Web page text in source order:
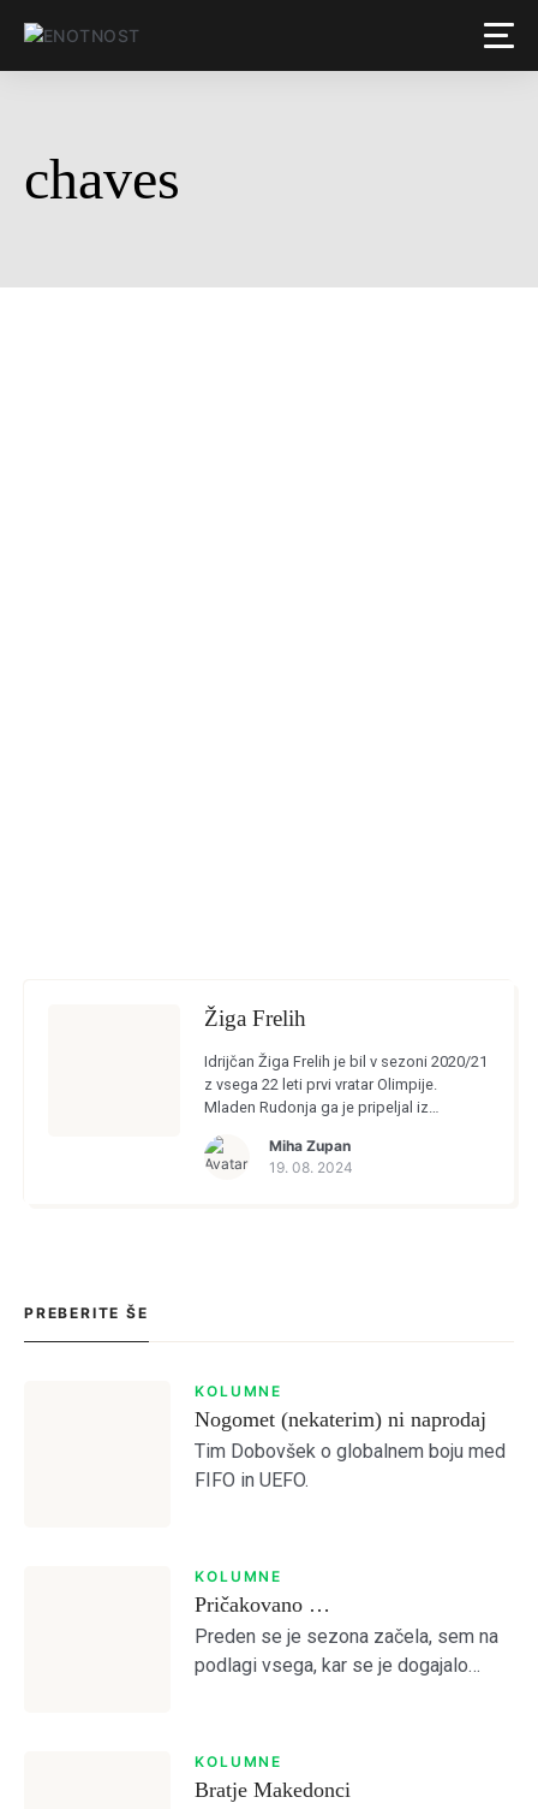
chaves
Žiga Frelih
Idrijčan Žiga Frelih je bil v sezoni 2020/21
z vsega 22 leti prvi vratar Olimpije.
Mladen Rudonja ga je pripeljal iz
presenetljivo iz gola […]
Miha Zupan
19. 08. 2024
PREBERITE ŠE
KOLUMNE
Nogomet (nekaterim) ni naprodaj
Tim Dobovšek o globalnem boju med
FIFO in UEFO.
KOLUMNE
Pričakovano …
Preden se je sezona začela, sem na
podlagi vsega, kar se je dogajalo
Otvoritvena tekma z Bravom je to […]
KOLUMNE
Bratje Makedonci
Login
Dobrodošli!
Tole je kratek pozdrav